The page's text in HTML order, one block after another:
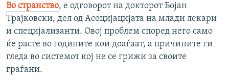
Во странство, е одговорот на докторот Бојан
Трајковски, дел од Асоцијацијата на млади лекари
и специјализанти. Овој проблем според него само
ќе расте во годините кои доаѓаат, а причините ги
гледа во системот кој не се грижи за своите
граѓани.